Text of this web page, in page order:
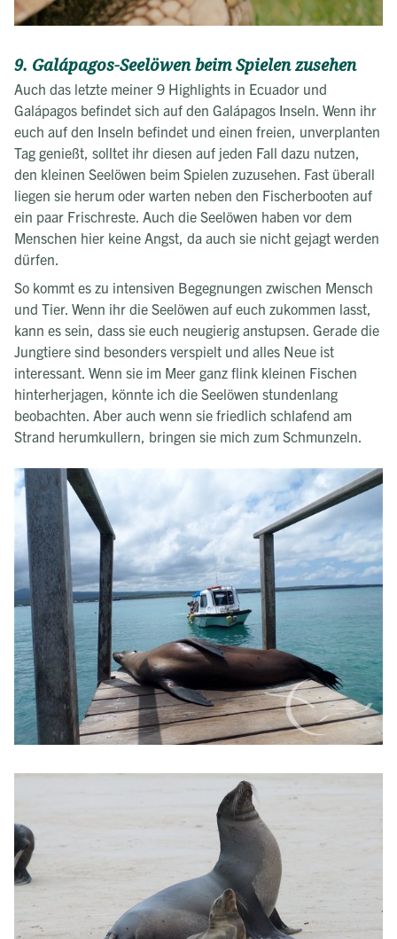
9. Galápagos-Seelöwen beim Spielen zusehen
Auch das letzte meiner 9 Highlights in Ecuador und
Galápagos befindet sich auf den Galápagos Inseln. Wenn ihr
euch auf den Inseln befindet und einen freien, unverplanten
Tag genießt, solltet ihr diesen auf jeden Fall dazu nutzen,
den kleinen Seelöwen beim Spielen zuzusehen. Fast überall
liegen sie herum oder warten neben den Fischerbooten auf
ein paar Frischreste. Auch die Seelöwen haben vor dem
Menschen hier keine Angst, da auch sie nicht gejagt werden
dürfen.
So kommt es zu intensiven Begegnungen zwischen Mensch
und Tier. Wenn ihr die Seelöwen auf euch zukommen lasst,
kann es sein, dass sie euch neugierig anstupsen. Gerade die
Jungtiere sind besonders verspielt und alles Neue ist
interessant. Wenn sie im Meer ganz flink kleinen Fischen
hinterherjagen, könnte ich die Seelöwen stundenlang
beobachten. Aber auch wenn sie friedlich schlafend am
Strand herumkullern, bringen sie mich zum Schmunzeln.